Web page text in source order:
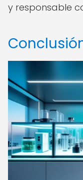
y responsable